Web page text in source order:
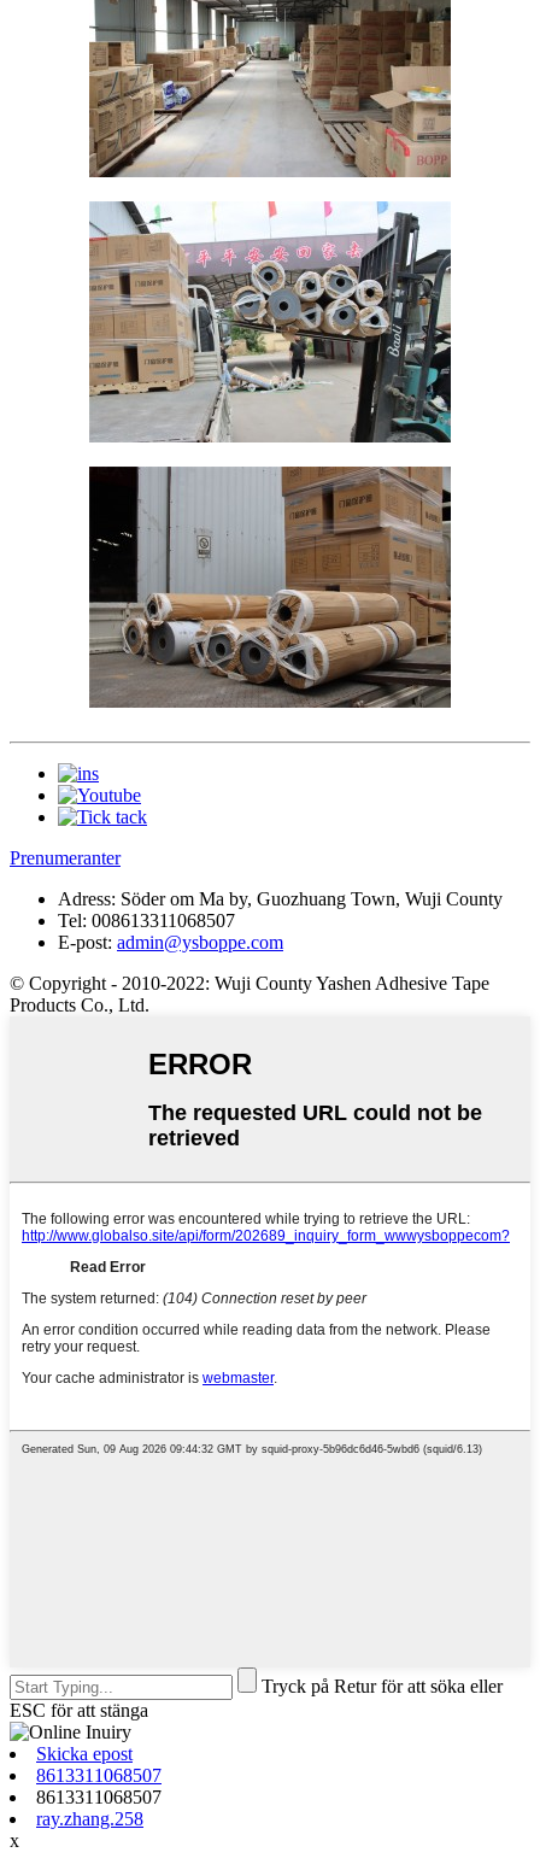
Prenumeranter
Adress: Söder om Ma by, Guozhuang Town, Wuji County
Tel: 008613311068507
E-post: admin@ysboppe.com
© Copyright - 2010-2022: Wuji County Yashen Adhesive Tape
Products Co., Ltd.
Tryck på Retur för att söka eller
ESC för att stänga
Skicka epost
8613311068507
8613311068507
ray.zhang.258
x